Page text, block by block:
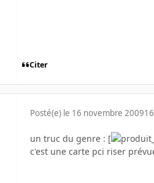
Citer
Posté(e) le 16 novembre 2009
un truc du genre : [
c'est une carte pci riser